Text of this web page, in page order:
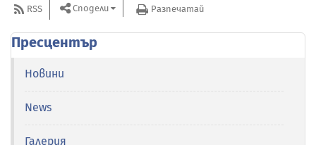
RSS Сподели Разпечатай
Пресцентър
Новини
News
Галерия